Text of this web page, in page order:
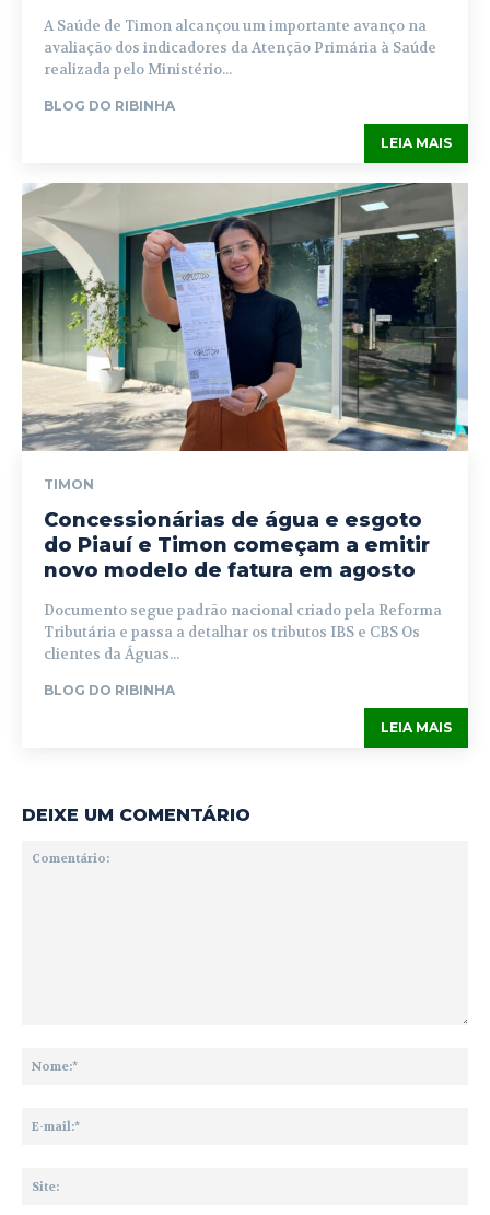
A Saúde de Timon alcançou um importante avanço na
avaliação dos indicadores da Atenção Primária à Saúde
realizada pelo Ministério...
BLOG DO RIBINHA
LEIA MAIS
TIMON
Concessionárias de água e esgoto
do Piauí e Timon começam a emitir
novo modelo de fatura em agosto
Documento segue padrão nacional criado pela Reforma
Tributária e passa a detalhar os tributos IBS e CBS Os
clientes da Águas...
BLOG DO RIBINHA
LEIA MAIS
DEIXE UM COMENTÁRIO